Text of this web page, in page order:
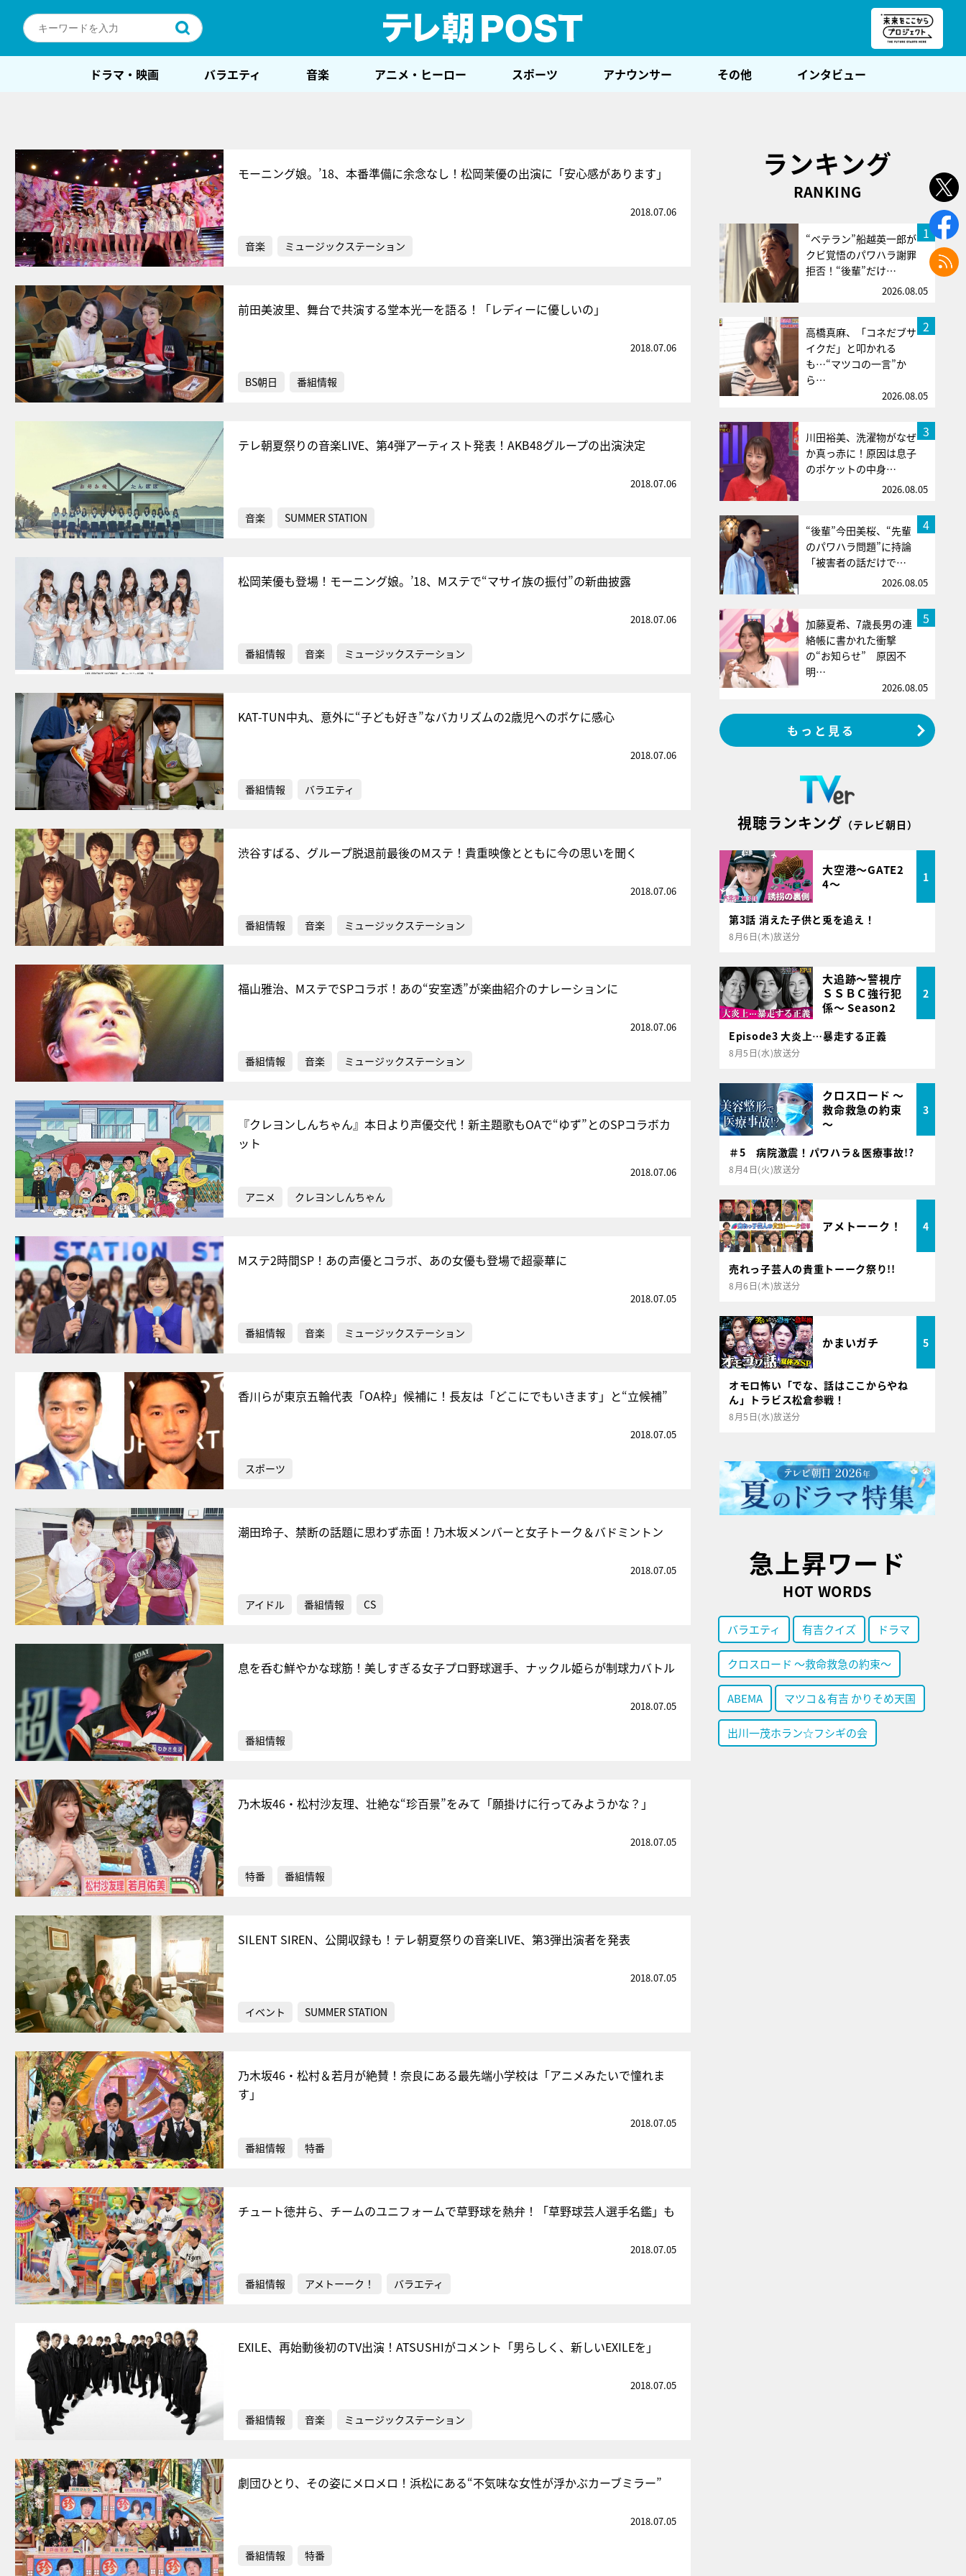
ドラマ・映画 バラエティ 音楽 アニメ・ヒーロー スポーツ アナウンサー その他 インタビュー
モーニング娘。’18、本番準備に余念なし！松岡茉優の出演に「安心感があります」
2018.07.06
音楽 ミュージックステーション
前田美波里、舞台で共演する堂本光一を語る！「レディーに優しいの」
2018.07.06
BS朝日 番組情報
テレ朝夏祭りの音楽LIVE、第4弾アーティスト発表！AKB48グループの出演決定
2018.07.06
音楽 SUMMER STATION
松岡茉優も登場！モーニング娘。’18、Mステで“マサイ族の振付”の新曲披露
2018.07.06
番組情報 音楽 ミュージックステーション
KAT-TUN中丸、意外に“子ども好き”なバカリズムの2歳児へのボケに感心
2018.07.06
番組情報 バラエティ
渋谷すばる、グループ脱退前最後のMステ！貴重映像とともに今の思いを聞く
2018.07.06
番組情報 音楽 ミュージックステーション
福山雅治、MステでSPコラボ！あの“安室透”が楽曲紹介のナレーションに
2018.07.06
番組情報 音楽 ミュージックステーション
『クレヨンしんちゃん』本日より声優交代！新主題歌もOAで“ゆず”とのSPコラボカ
ット
2018.07.06
アニメ クレヨンしんちゃん
Mステ2時間SP！あの声優とコラボ、あの女優も登場で超豪華に
2018.07.05
番組情報 音楽 ミュージックステーション
香川らが東京五輪代表「OA枠」候補に！長友は「どこにでもいきます」と“立候補”
2018.07.05
スポーツ
潮田玲子、禁断の話題に思わず赤面！乃木坂メンバーと女子トーク＆バドミントン
2018.07.05
アイドル 番組情報 CS
息を呑む鮮やかな球筋！美しすぎる女子プロ野球選手、ナックル姫らが制球力バトル
2018.07.05
番組情報
乃木坂46・松村沙友理、壮絶な“珍百景”をみて「願掛けに行ってみようかな？」
2018.07.05
特番 番組情報
SILENT SIREN、公開収録も！テレ朝夏祭りの音楽LIVE、第3弾出演者を発表
2018.07.05
イベント SUMMER STATION
乃木坂46・松村＆若月が絶賛！奈良にある最先端小学校は「アニメみたいで憧れま
す」
2018.07.05
番組情報 特番
チュート徳井ら、チームのユニフォームで草野球を熱弁！「草野球芸人選手名鑑」も
2018.07.05
番組情報 アメトーーク！ バラエティ
EXILE、再始動後初のTV出演！ATSUSHIがコメント「男らしく、新しいEXILEを」
2018.07.05
番組情報 音楽 ミュージックステーション
劇団ひとり、その姿にメロメロ！浜松にある“不気味な女性が浮かぶカーブミラー”
2018.07.05
番組情報 特番
ランキング
RANKING
1
“ベテラン”船越英一郎が
クビ覚悟のパワハラ謝罪
拒否！“後輩”だけ…
2026.08.05
2
高橋真麻、「コネだブサ
イクだ」と叩かれる
も…“マツコの一言”か
ら…
2026.08.05
3
川田裕美、洗濯物がなぜ
か真っ赤に！原因は息子
のポケットの中身…
2026.08.05
4
“後輩”今田美桜、“先輩
のパワハラ問題”に持論
「被害者の話だけで…
2026.08.05
5
加藤夏希、7歳長男の連
絡帳に書かれた衝撃
の“お知らせ” 原因不
明…
2026.08.05
もっと見る
視聴ランキング （テレビ朝日）
大空港～GATE2
4～
1
第3話 消えた子供と兎を追え！
8月6日(木)放送分
大追跡～警視庁
ＳＳＢＣ強行犯
係～ Season2
2
Episode3 大炎上…暴走する正義
8月5日(水)放送分
クロスロード ～
救命救急の約束
～
3
＃5 病院激震！パワハラ＆医療事故!?
8月4日(火)放送分
アメトーーク！ 4
売れっ子芸人の貴重トーーク祭り!!
8月6日(木)放送分
かまいガチ 5
オモロ怖い「でな、話はここからやね
ん」トラビス松倉参戦！
8月5日(水)放送分
急上昇ワード
HOT WORDS
バラエティ 有吉クイズ ドラマ
クロスロード ～救命救急の約束～
ABEMA マツコ＆有吉 かりそめ天国
出川一茂ホラン☆フシギの会